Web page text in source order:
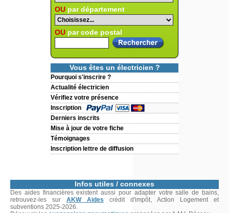
OU par département
OU par code postal
Vous êtes un électricien ?
Pourquoi s'inscrire ?
Actualité électricien
Vérifiez votre présence
Inscription
Derniers inscrits
Mise à jour de votre fiche
Témoignages
Inscription lettre de diffusion
Infos utiles / connexes
Des aides financières existent aussi pour adapter votre salle de bains,
retrouvez-les sur AKW Aides crédit d'impôt, Action Logement et
subventions 2025-2026.